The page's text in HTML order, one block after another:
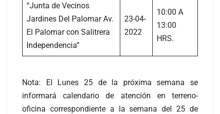
“Junta de Vecinos
Jardines Del Palomar Av.
El Palomar con Salitrera
Independencia”
23-04-
2022
10:00 A
13:00
HRS.
Nota: El Lunes 25 de la próxima semana se
informará calendario de atención en terreno-
oficina correspondiente a la semana del 25 de